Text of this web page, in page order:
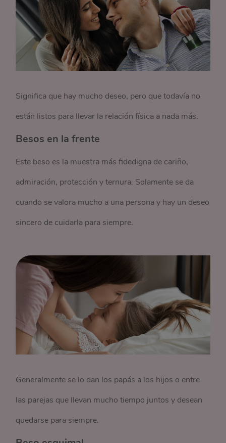
Significa que hay mucho deseo, pero que todavía no
están listos para llevar la relación física a nada más.
Besos en la frente
Este beso es la muestra más fidedigna de cariño,
admiración, protección y ternura. Solamente se da
cuando se valora mucho a una persona y hay un deseo
sincero de cuidarla para siempre.
Generalmente se lo dan los papás a los hijos o entre
las parejas que llevan mucho tiempo juntos y desean
quedarse para siempre.